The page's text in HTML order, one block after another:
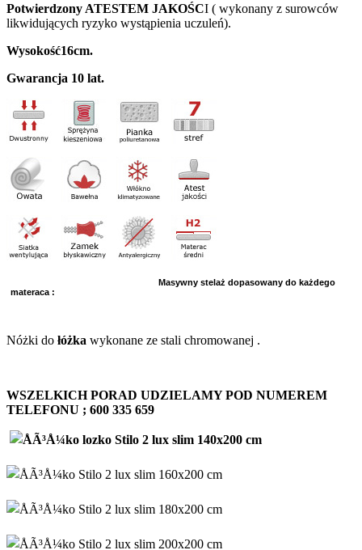
Potwierdzony ATESTEM JAKOŚCI ( wykonany z surowców
likwidujących ryzyko wystąpienia uczuleń).
Wysokość16cm.
Gwarancja 10 lat.
Masywny stelaż dopasowany do każdego
materaca :
Nóżki do łóżka wykonane ze stali chromowanej .
WSZELKICH PORAD UDZIELAMY POD NUMEREM
TELEFONU ; 600 335 659